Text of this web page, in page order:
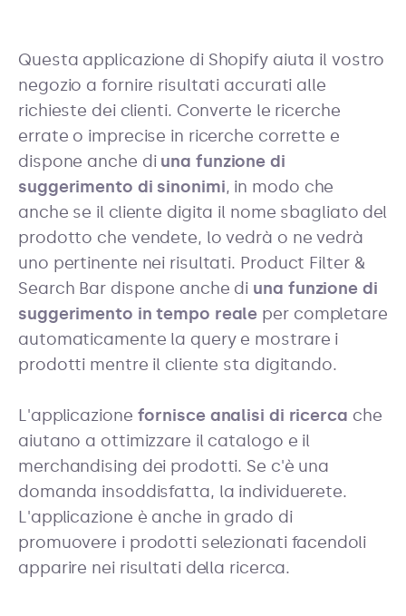
Questa applicazione di Shopify aiuta il vostro
negozio a fornire risultati accurati alle
richieste dei clienti. Converte le ricerche
errate o imprecise in ricerche corrette e
dispone anche diuna funzione di
suggerimento di sinonimi, in modo che
anche se il cliente digita il nome sbagliato del
prodotto che vendete, lo vedrà o ne vedrà
uno pertinente nei risultati. Product Filter &
Search Bar dispone anche di una funzione di
suggerimento in tempo reale per completare
automaticamente la query e mostrare i
prodotti mentre il cliente sta digitando.
L'applicazione fornisce analisi di ricerca che
aiutano a ottimizzare il catalogo e il
merchandising dei prodotti. Se c'è una
domanda insoddisfatta, la individuerete.
L'applicazione è anche in grado di
promuovere i prodotti selezionati facendoli
apparire nei risultati della ricerca.